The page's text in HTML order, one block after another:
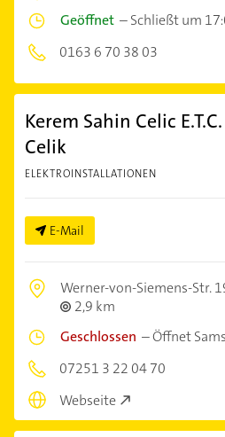
Geöffnet –Schließt um
0163 6 70 38 03
Kerem Sahin Celic
Celik
ELEKTROINSTALLATIONEN
E-Mail
Werner-von-Siemens-Str.
2,9 km
Geschlossen –Öffnet
07251 3 22 04 70
Webseite